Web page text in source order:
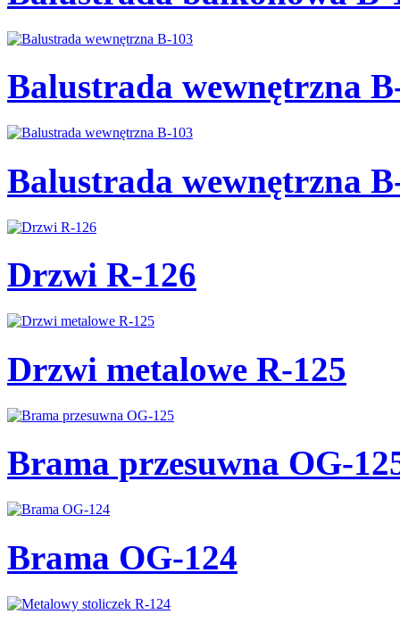
Balustrada wewnętrzna
Balustrada wewnętrzna
Drzwi R-126
Drzwi metalowe R-125
Brama przesuwna OG-
Brama OG-124